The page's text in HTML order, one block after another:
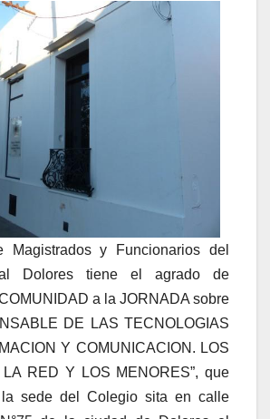
Magistrados y Funcionarios del
Dolores tiene el agrado de
COMUNIDAD a la JORNADA sobre
DE LAS TECNOLOGIAS
Y COMUNICACION. LOS
RED Y LOS MENORES”, que
sede del Colegio sita en calle